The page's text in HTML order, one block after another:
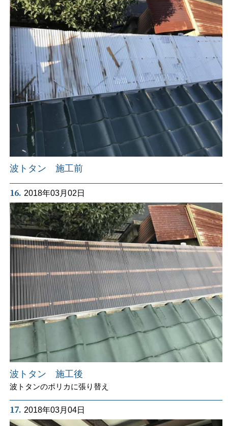
波トタン 施工前
16. 2018年03月02日
波トタン 施工後
波トタンのポリカに張り替え
17. 2018年03月04日